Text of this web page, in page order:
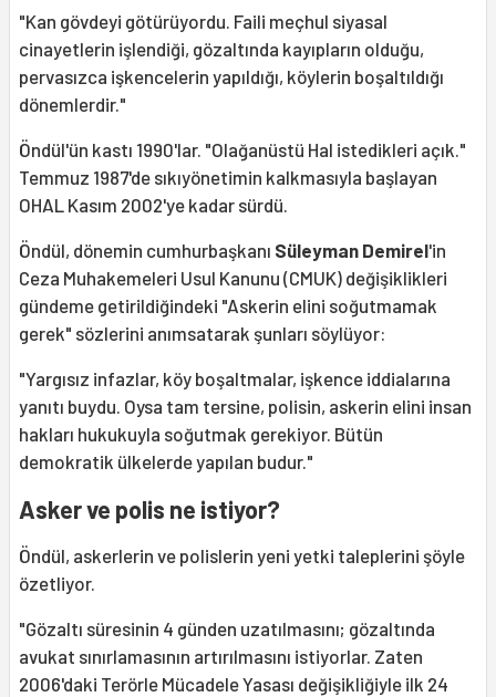
"Kan gövdeyi götürüyordu. Faili meçhul siyasal
cinayetlerin işlendiği, gözaltında kayıpların olduğu,
pervasızca işkencelerin yapıldığı, köylerin boşaltıldığı
dönemlerdir."
Öndül'ün kastı 1990'lar. "Olağanüstü Hal istedikleri açık."
Temmuz 1987'de sıkıyönetimin kalkmasıyla başlayan
OHAL Kasım 2002'ye kadar sürdü.
Öndül, dönemin cumhurbaşkanı Süleyman Demirel'in
Ceza Muhakemeleri Usul Kanunu (CMUK) değişiklikleri
gündeme getirildiğindeki "Askerin elini soğutmamak
gerek" sözlerini anımsatarak şunları söylüyor:
"Yargısız infazlar, köy boşaltmalar, işkence iddialarına
yanıtı buydu. Oysa tam tersine, polisin, askerin elini insan
hakları hukukuyla soğutmak gerekiyor. Bütün
demokratik ülkelerde yapılan budur."
Asker ve polis ne istiyor?
Öndül, askerlerin ve polislerin yeni yetki taleplerini şöyle
özetliyor.
"Gözaltı süresinin 4 günden uzatılmasını; gözaltında
avukat sınırlamasının artırılmasını istiyorlar. Zaten
2006'daki Terörle Mücadele Yasası değişikliğiyle ilk 24